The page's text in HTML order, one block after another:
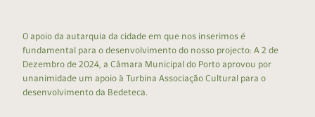
O apoio da autarquia da cidade em que nos inserimos é
fundamental para o desenvolvimento do nosso projecto: A 2 de
Dezembro de 2024, a Câmara Municipal do Porto aprovou por
unanimidade um apoio à Turbina Associação Cultural para o
desenvolvimento da Bedeteca.